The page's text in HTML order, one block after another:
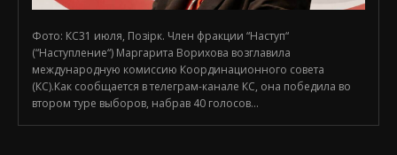
Фото: КС31 июля, Позірк. Член фракции “Наступ“
(“Наступление“) Маргарита Ворихова возглавила
международную комиссию Координационного совета
(КС).Как сообщается в телеграм-канале КС, она победила во
втором туре выборов, набрав 40 голосов...